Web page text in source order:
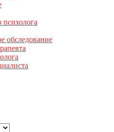
психолога
обследование